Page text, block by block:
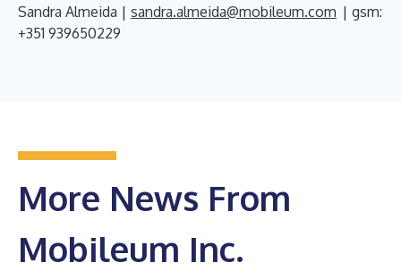
Sandra Almeida | sandra.almeida@mobileum.com | gsm:
+351 939650229
More News From
Mobileum Inc.